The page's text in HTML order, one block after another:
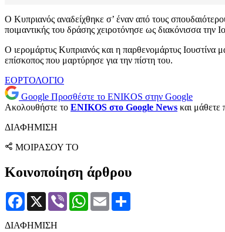
Ο Κυπριανός αναδείχθηκε σ’ έναν από τους
ποιμαντικής του δράσης χειροτόνησε ως διακόνισσα την
Ο ιερομάρτυς Κυπριανός και η παρθενομάρτυς
επίσκοπος που μαρτύρησε για την πίστη του.
ΕΟΡΤΟΛΟΓΙΟ
Google Προσθέστε το ENIKOS στην Google
Ακολουθήστε το ENIKOS στο Google News και μάθετε
ΔΙΑΦΗΜΙΣΗ
ΜΟΙΡΑΣΟΥ ΤΟ
Κοινοποίηση άρθρου
Facebook
X Viber WhatsApp
Email
ΔΙΑΦΗΜΙΣΗ